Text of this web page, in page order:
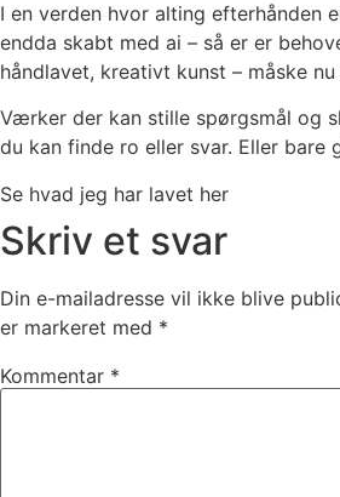
I en verden hvor alting efterhånden
endda skabt med ai – så er er
håndlavet, kreativt kunst – måske
Værker der kan stille spørgsmål og
du kan finde ro eller svar. Eller bare
Se hvad jeg har lavet her
Skriv et svar
Din e-mailadresse vil ikke blive
er markeret med *
Kommentar *